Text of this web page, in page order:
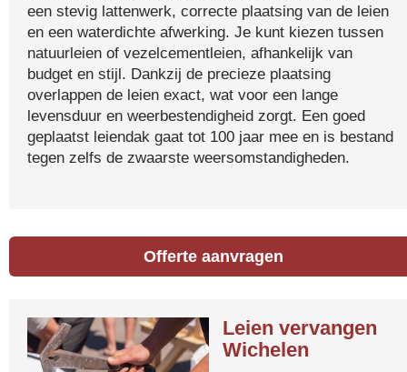
een stevig lattenwerk, correcte plaatsing van de leien
en een waterdichte afwerking. Je kunt kiezen tussen
natuurleien of vezelcementleien, afhankelijk van
budget en stijl. Dankzij de precieze plaatsing
overlappen de leien exact, wat voor een lange
levensduur en weerbestendigheid zorgt. Een goed
geplaatst leiendak gaat tot 100 jaar mee en is bestand
tegen zelfs de zwaarste weersomstandigheden.
Offerte aanvragen
Leien vervangen
Wichelen